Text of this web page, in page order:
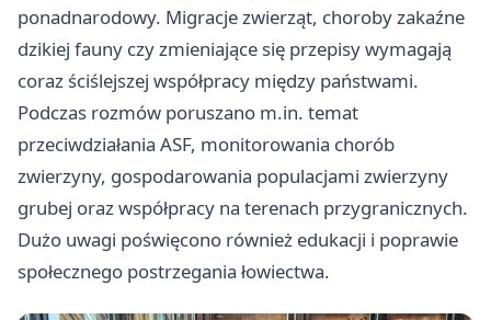
ponadnarodowy. Migracje zwierząt, choroby zakaźne
dzikiej fauny czy zmieniające się przepisy wymagają
coraz ściślejszej współpracy między państwami.
Podczas rozmów poruszano m.in. temat
przeciwdziałania ASF, monitorowania chorób
zwierzyny, gospodarowania populacjami zwierzyny
grubej oraz współpracy na terenach przygranicznych.
Dużo uwagi poświęcono również edukacji i poprawie
społecznego postrzegania łowiectwa.